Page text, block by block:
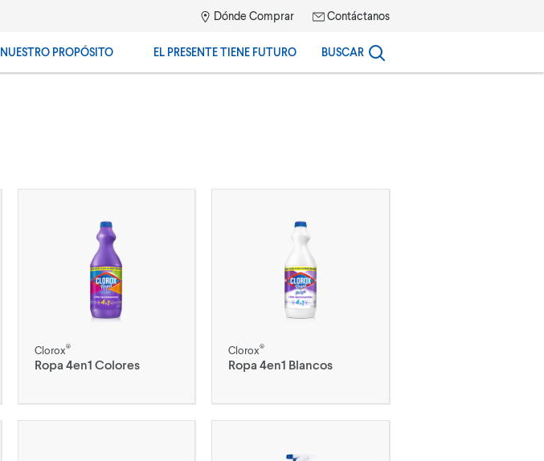
Dónde Comprar Contáctanos
NUESTRO PROPÓSITO EL PRESENTE TIENE FUTURO BUSCAR
Clorox®
Ropa 4en1 Colores
Clorox®
Ropa 4en1 Blancos